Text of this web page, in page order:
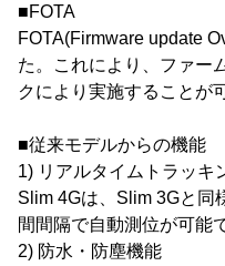
■FOTA
FOTA(Firmware update
た。これにより、ファー
クにより実施することが
■従来モデルからの機能
1) リアルタイムトラッキ
Slim 4Gは、Slim 3Gと同
間間隔で自動測位が可能
2) 防水・防塵機能